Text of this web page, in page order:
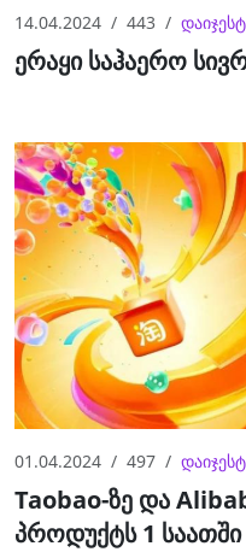
14.04.2024 443
ერაყი საჰაერო
01.04.2024 497
Taobao-ზე და
პროდუქტს 1